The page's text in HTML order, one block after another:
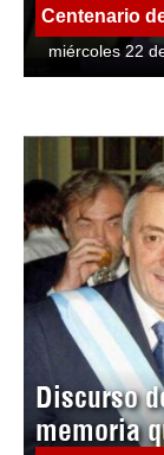
Centenario
miércoles 22
Discurso
memoria